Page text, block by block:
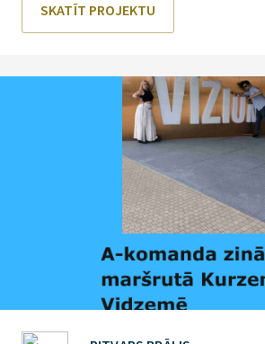
SKATĪT PROJEKTU